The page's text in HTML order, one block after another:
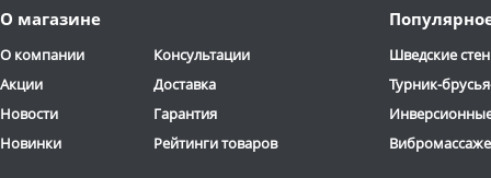
О магазине
О компании
Акции
Новости
Новинки
Консультации
Доставка
Гарантия
Рейтинги товаров
Шведские
Турник-